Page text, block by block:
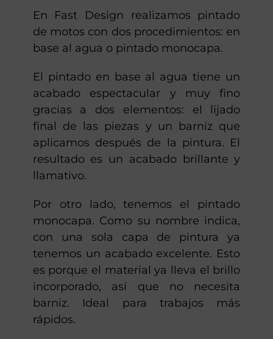
En Fast Design realizamos pintado
de motos con dos procedimientos: en
base al agua o pintado monocapa.
El pintado en base al agua tiene un
acabado espectacular y muy fino
gracias a dos elementos: el lijado
final de las piezas y un barniz que
aplicamos después de la pintura. El
resultado es un acabado brillante y
llamativo.
Por otro lado, tenemos el pintado
monocapa. Como su nombre indica,
con una sola capa de pintura ya
tenemos un acabado excelente. Esto
es porque el material ya lleva el brillo
incorporado, así que no necesita
barniz. Ideal para trabajos más
rápidos.